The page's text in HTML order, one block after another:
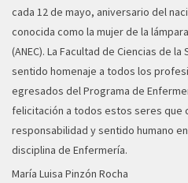
cada 12 de mayo, aniversario del
conocida como la mujer de la
(ANEC). La Facultad de Ciencias de
sentido homenaje a todos los
egresados del Programa de
felicitación a todos estos seres que
responsabilidad y sentido humano
disciplina de Enfermería.
María Luisa Pinzón Rocha